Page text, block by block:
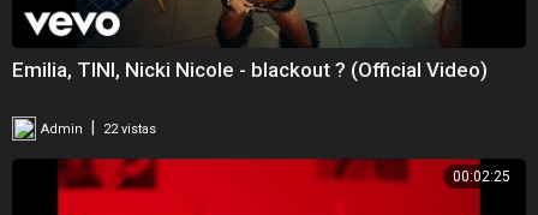
Emilia, TINI, Nicki Nicole - blackout ? (Official Video)
Admin 22 vistas
00:02:25